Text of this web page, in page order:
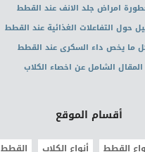
امراض جلد الانف عند القطط
حول التفاعلات الغذائية عند القطط
ما يخص داء السكرى عند القطط
المقال الشامل عن اخصاء الكلاب
أقسام الموقع
القطط أنواع الكلاب القطط